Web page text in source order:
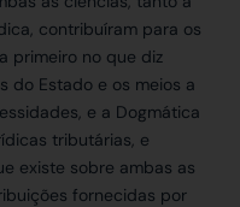
contribuíram para os
primeiro no que diz
do Estado e os meios a
e a Dogmática
tributárias, e
existe sobre ambas as
fornecidas por